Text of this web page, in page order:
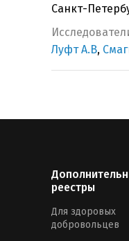
Санкт-
Луфт А.В,
реестры
Для здоровых
добровольцев